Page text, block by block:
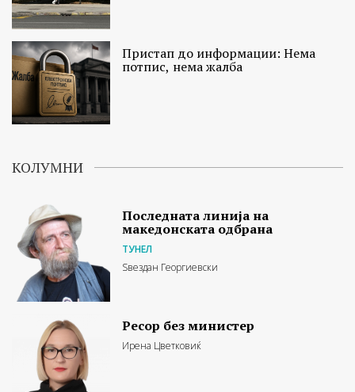
Пристап до информации: Нема
потпис, нема жалба
КОЛУМНИ
Последната линија на
македонската одбрана
ТУНЕЛ
Ѕвездан Георгиевски
Ресор без министер
Ирена Цветковиќ